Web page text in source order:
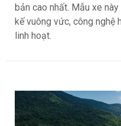
bản cao nhất. Mẫu xe
kế vuông vức, công nghệ
linh hoạt.